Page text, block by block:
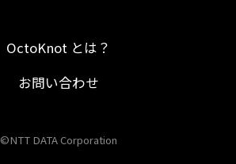
OctoKnot とは？
お問い合わせ
©NTT DATA Corporation